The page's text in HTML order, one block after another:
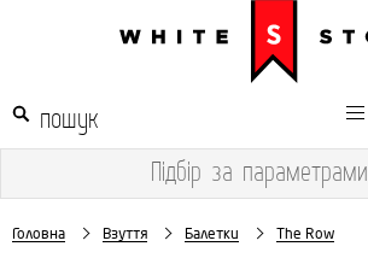
Підбір за параметрами
Головна Взуття Балетки The Row